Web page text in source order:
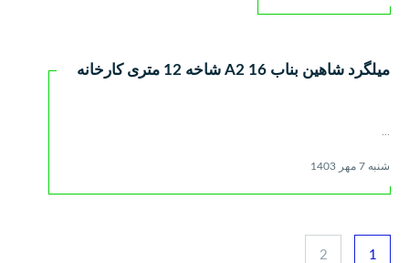
میلگرد شاهین بناب 16 A2 شاخه 12 متری کارخانه
شنبه 7 مهر 1403
1
2